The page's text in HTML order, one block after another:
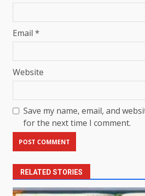
Email *
Website
Save my name, email, and
for the next time I comment.
RELATED STORIES